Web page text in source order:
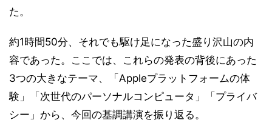
た。
約1時間50分、それでも駆け足になった盛り沢山の内
容であった。ここでは、これらの発表の背後にあった
3つの大きなテーマ、「Appleプラットフォームの体
験」「次世代のパーソナルコンピュータ」「プライバ
シー」から、今回の基調講演を振り返る。